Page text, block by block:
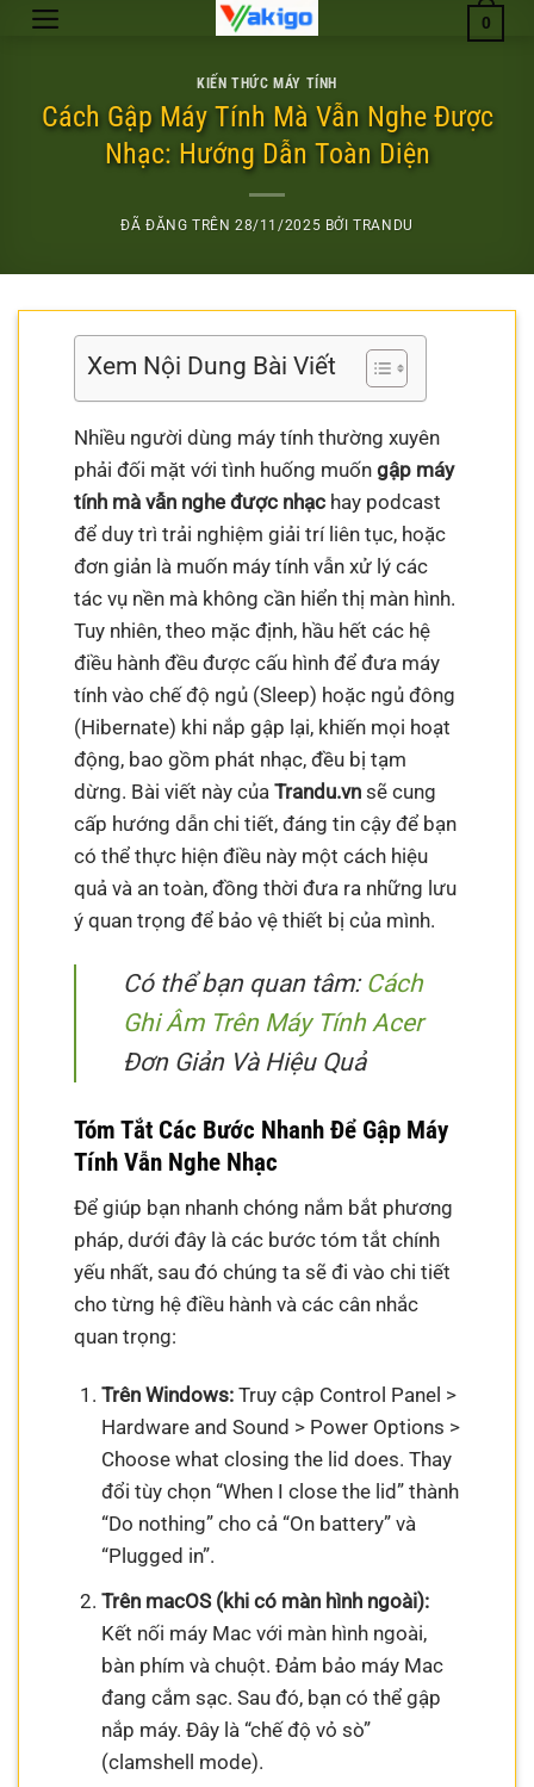
Chuyển
dung
0
KIẾN THỨC MÁY TÍNH
Cách Gập Máy Tính Mà Vẫn Nghe Được
Nhạc: Hướng Dẫn Toàn Diện
ĐÃ ĐĂNG TRÊN28/11/2025 BỞITRANDU
Xem Nội Dung Bài Viết
Nhiều người dùng máy tính thường xuyên
phải đối mặt với tình huống muốngập máy
tính mà vẫn nghe được nhạc hay podcast
để duy trì trải nghiệm giải trí liên tục, hoặc
đơn giản là muốn máy tính vẫn xử lý các
tác vụ nền mà không cần hiển thị màn hình.
Tuy nhiên, theo mặc định, hầu hết các hệ
điều hành đều được cấu hình để đưa máy
tính vào chế độ ngủ (Sleep) hoặc ngủ đông
(Hibernate) khi nắp gập lại, khiến mọi hoạt
động, bao gồm phát nhạc, đều bị tạm
dừng. Bài viết này củaTrandu.vn sẽ cung
cấp hướng dẫn chi tiết, đáng tin cậy để bạn
có thể thực hiện điều này một cách hiệu
quả và an toàn, đồng thời đưa ra những lưu
ý quan trọng để bảo vệ thiết bị của mình.
Có thể bạn quan tâm: Cách
Ghi Âm Trên Máy Tính Acer
Đơn Giản Và Hiệu Quả
Tóm Tắt Các Bước Nhanh Để Gập Máy
Tính Vẫn Nghe Nhạc
Để giúp bạn nhanh chóng nắm bắt phương
pháp, dưới đây là các bước tóm tắt chính
yếu nhất, sau đó chúng ta sẽ đi vào chi tiết
cho từng hệ điều hành và các cân nhắc
quan trọng:
Trên Windows:Truy cập Control Panel >
Hardware and Sound > Power Options >
Choose what closing the lid does. Thay
đổi tùy chọn “When I close the lid” thành
“Do nothing” cho cả “On battery” và
“Plugged in”.
Trên macOS (khi có màn hình ngoài):
Kết nối máy Mac với màn hình ngoài,
bàn phím và chuột. Đảm bảo máy Mac
đang cắm sạc. Sau đó, bạn có thể gập
nắp máy. Đây là “chế độ vỏ sò”
(clamshell mode).